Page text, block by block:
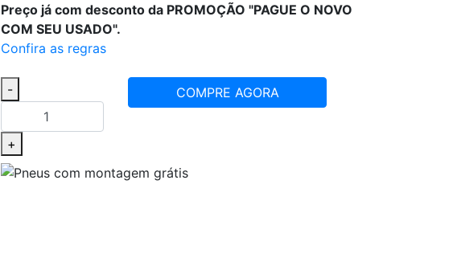
Preço já com desconto da PROMOÇÃO "PAGUE O NOVO
COM SEU USADO".
Confira as regras
-
+
COMPRE AGORA